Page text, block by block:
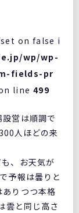
on false i
wp/wp-
fields-pr
line499
営は順調で
人ほどの来
、お天気が
予報は曇りと
りつつ本格
雲と同じ高さ